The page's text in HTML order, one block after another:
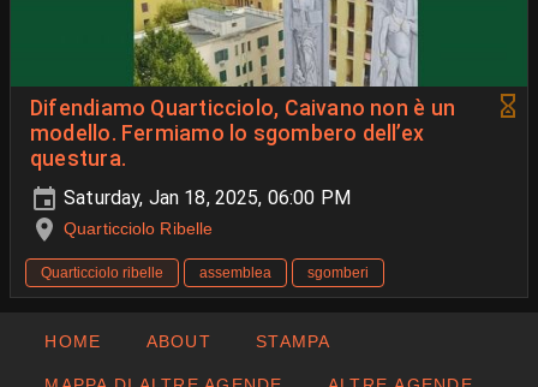
Difendiamo Quarticciolo, Caivano non è un
modello. Fermiamo lo sgombero dell’ex
questura.
Saturday, Jan 18, 2025, 06:00 PM
Quarticciolo Ribelle
Quarticciolo ribelle assemblea sgomberi
HOME ABOUT STAMPA